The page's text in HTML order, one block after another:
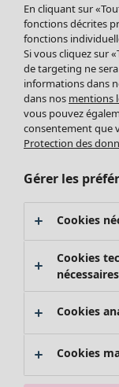
Leggings et collants
Accessoires
Chaussures
Vêtements de bain
Basics
Soldes Mobilier
Bonnes affaires
Décoration
Textiles
Tapis
Éponge
Promos SOLDES
Les promos de
Nouvel arrivage
Bonnes affaires
En cliquant sur
fonctions décrites
fonctions
Si vous cliquez sur
de targeting ne
informations dans
dans nos mentions
vous pouvez
consentement que
Protection des
Gérer les
Cookies
Cookies
nécessaires
Cookies
Cookies